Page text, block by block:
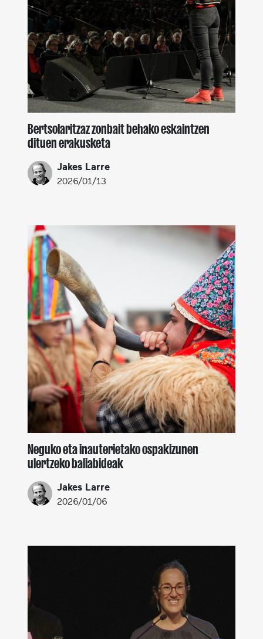
Bertsolaritzaz zonbait behako eskaintzen
dituen erakusketa
Jakes Larre
2026/01/13
Neguko eta inauterietako ospakizunen
ulertzeko baliabideak
Jakes Larre
2026/01/06